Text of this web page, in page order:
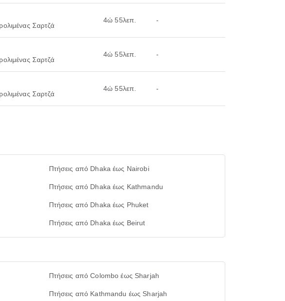
Σαρτζά
4ώ 55λεπ. -
Σαρτζά
4ώ 55λεπ. -
Σαρτζά
4ώ 55λεπ. -
Πτήσεις από Dhaka έως Nairobi
Πτήσεις από Dhaka έως Kathmandu
Πτήσεις από Dhaka έως Phuket
Πτήσεις από Dhaka έως Beirut
Πτήσεις από Colombo έως Sharjah
Πτήσεις από Kathmandu έως Sharjah